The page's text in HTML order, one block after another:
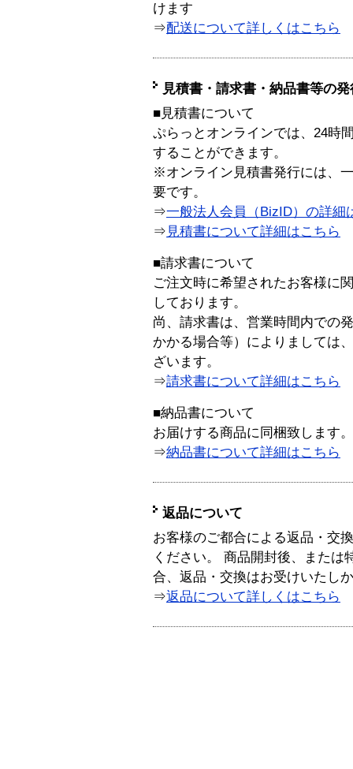
けます
⇒配送について詳しくはこちら
見積書・請求書・納品書等の
■見積書について
ぷらっとオンラインでは、24時
することができます。
※オンライン見積書発行には、
要です。
⇒一般法人会員（BizID）の詳細
⇒ 見積書について詳細はこちら
■請求書について
ご注文時に希望されたお客様に
しております。
尚、請求書は、営業時間内での
かかる場合等）によりましては
ざいます。
⇒請求書について詳細はこちら
■納品書について
お届けする商品に同梱致します。
⇒納品書について詳細はこちら
返品について
お客様のご都合による返品・交
ください。 商品開封後、または
合、返品・交換はお受けいたし
⇒返品について詳しくはこちら